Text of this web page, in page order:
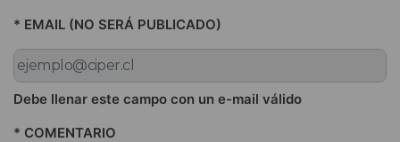
* EMAIL (NO SERÁ PUBLICADO)
Debe llenar este campo con un e-mail válido
* COMENTARIO